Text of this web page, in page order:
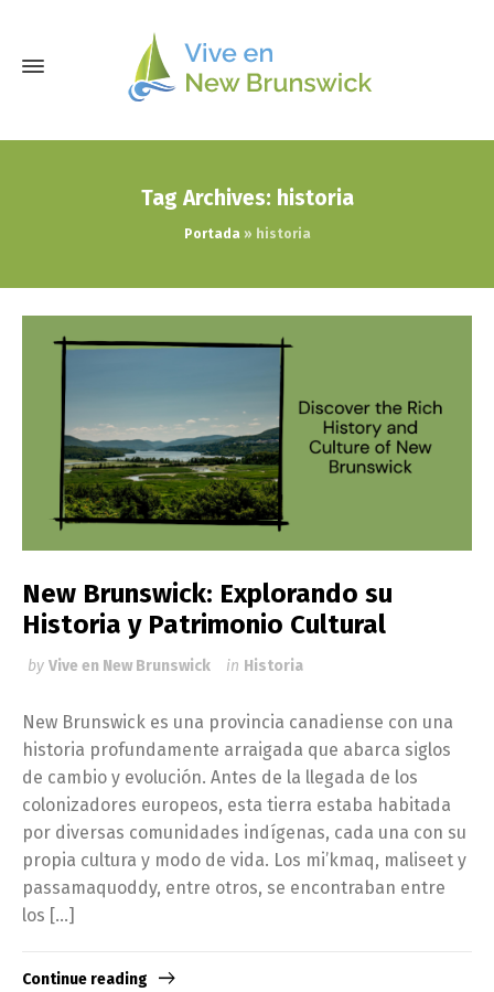
Tag Archives: historia
Portada» historia
New Brunswick: Explorando su
Historia y Patrimonio Cultural
by Vive en New Brunswick in Historia
New Brunswick es una provincia canadiense con una
historia profundamente arraigada que abarca siglos
de cambio y evolución. Antes de la llegada de los
colonizadores europeos, esta tierra estaba habitada
por diversas comunidades indígenas, cada una con su
propia cultura y modo de vida. Los mi’kmaq, maliseet y
passamaquoddy, entre otros, se encontraban entre
los […]
Continue reading